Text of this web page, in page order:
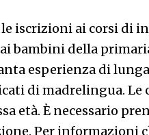
iscrizioni ai corsi di
bambini della
esperienza di
di madrelingua. Le
età. È necessario
Per informazioni